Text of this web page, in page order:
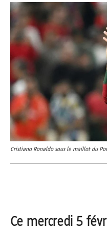
Cristiano Ronaldo sous le maillot du
Ce mercredi 5